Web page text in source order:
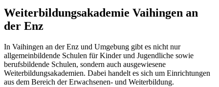
Weiterbildungsakademie Vaihingen an
der Enz
In Vaihingen an der Enz und Umgebung gibt es nicht nur
allgemeinbildende Schulen für Kinder und Jugendliche sowie
berufsbildende Schulen, sondern auch ausgewiesene
Weiterbildungsakademien. Dabei handelt es sich um Einrichtungen
aus dem Bereich der Erwachsenen- und Weiterbildung.